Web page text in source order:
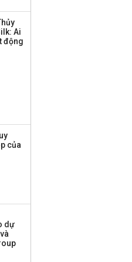
Ai
động
của
dự